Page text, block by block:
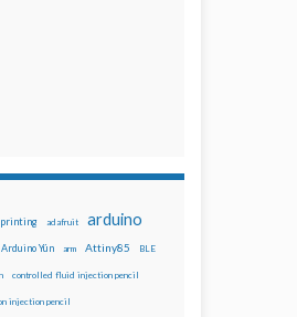
adafruit arduino
Arduino Yún arm Attiny85 BLE
controlled fluid injection pencil
injection pencil